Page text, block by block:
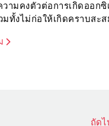
ามคงตัวต่อการเกิดออกซิ
ทั้งไม่ก่อให้เกิดคราบสะส
ถัดไ